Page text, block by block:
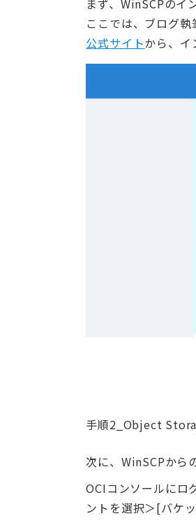
ここでは、ブログ
公式サイトから、イ
手順2_Object
次に、WinSCPから
OCIコンソールにロ
ントを選択＞[バケ